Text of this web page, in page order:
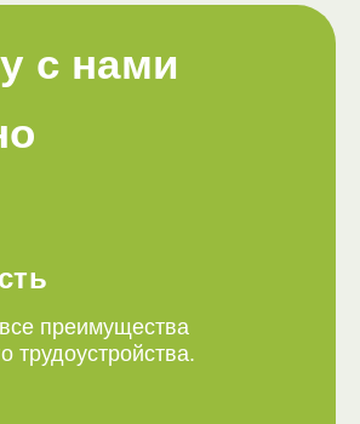
с нами
преимущества
трудоустройства.